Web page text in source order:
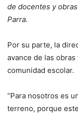
de docentes y
Parra.
Por su parte, la
avance de las
comunidad escolar.
“Para nosotros es
terreno, porque